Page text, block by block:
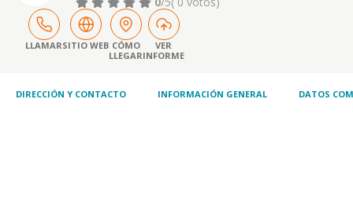
LLAMARSITIO WEB CÓMO
LLEGAR
VER
INFORME
DIRECCIÓN Y CONTACTO INFORMACIÓN GENERAL DATOS